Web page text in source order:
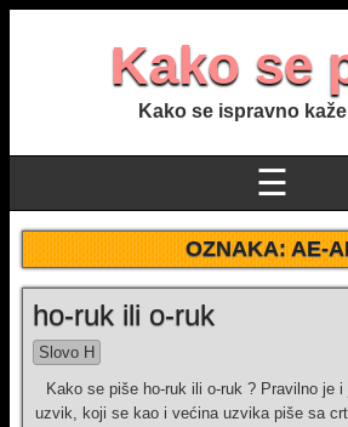
Kako se
Kako se ispravno
☰
OZNAKA:AE-
ho-ruk ili o-ruk
Slovo H
Kako se piše ho-ruk ili o-ruk ? Pravilno je
uzvik, koji se kao i većina uzvika piše sa